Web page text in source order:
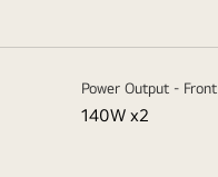
Power Output - Front
140W x2